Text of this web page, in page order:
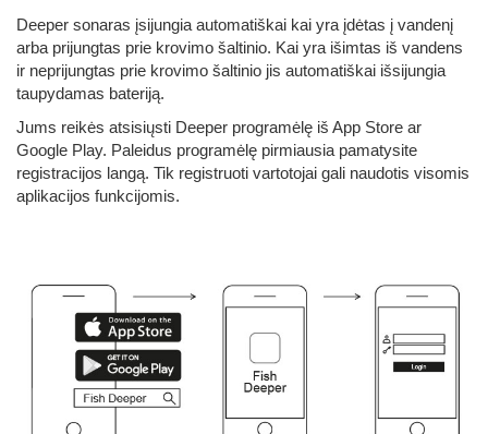
Deeper sonaras įsijungia automatiškai kai yra įdėtas į vandenį
arba prijungtas prie krovimo šaltinio. Kai yra išimtas iš vandens
ir neprijungtas prie krovimo šaltinio jis automatiškai išsijungia
taupydamas bateriją.
Jums reikės atsisiųsti Deeper programėlę iš App Store ar
Google Play. Paleidus programėlę pirmiausia pamatysite
registracijos langą. Tik registruoti vartotojai gali naudotis visomis
aplikacijos funkcijomis.